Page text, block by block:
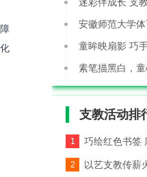
兵“兵
安徽师范大学
心学校
童眸映扇影 巧
师
素笔描黑白，
支教活动排
1 巧绘红色书
财贸职
2 以艺支教传薪